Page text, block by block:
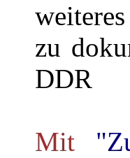
zu
DDR
Mit